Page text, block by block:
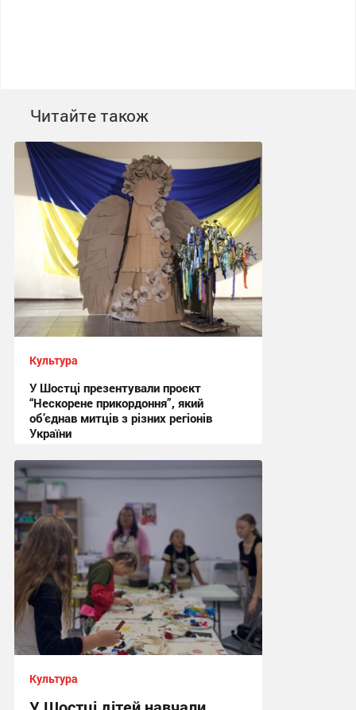
Читайте також
Культура
У Шостці презентували проєкт
“Нескорене прикордоння”, який
об’єднав митців з різних регіонів
України
20:59, 1.08.2026
Культура